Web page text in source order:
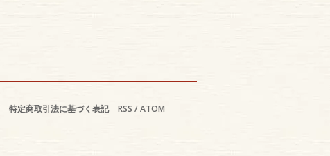
特定商取引法に基づく表記 RSS /ATOM